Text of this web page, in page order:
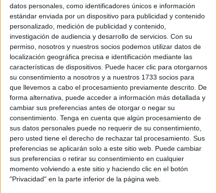
datos personales, como identificadores únicos e información
estándar enviada por un dispositivo para publicidad y contenido
personalizado, medición de publicidad y contenido,
investigación de audiencia y desarrollo de servicios. Con su
permiso, nosotros y nuestros socios podemos utilizar datos de
localización geográfica precisa e identificación mediante las
características de dispositivos. Puede hacer clic para otorgarnos
su consentimiento a nosotros y a nuestros 1733 socios para
que llevemos a cabo el procesamiento previamente descrito. De
forma alternativa, puede acceder a información más detallada y
cambiar sus preferencias antes de otorgar o negar su
consentimiento. Tenga en cuenta que algún procesamiento de
sus datos personales puede no requerir de su consentimiento,
pero usted tiene el derecho de rechazar tal procesamiento. Sus
preferencias se aplicarán solo a este sitio web. Puede cambiar
sus preferencias o retirar su consentimiento en cualquier
momento volviendo a este sitio y haciendo clic en el botón
"Privacidad" en la parte inferior de la página web.
Sofiane, que llegó a la AD Ceuta FC para su filial en la
23/24 tuvo un papel destacado y subió alprimer equipo
acumulando 5 tantos y 38 partidos en primera federación.